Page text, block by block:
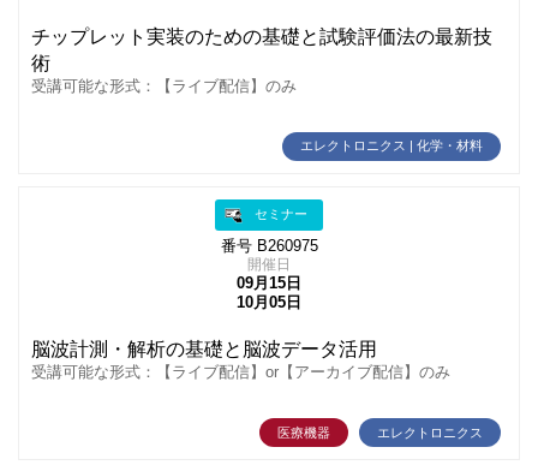
チップレット実装のための基礎と試験評価法の最新技
術
受講可能な形式：【ライブ配信】のみ
エレクトロニクス | 化学・材料
セミナー
番号 B260975
開催日
09月15日
10月05日
脳波計測・解析の基礎と脳波データ活用
受講可能な形式：【ライブ配信】or【アーカイブ配信】のみ
医療機器 エレクトロニクス